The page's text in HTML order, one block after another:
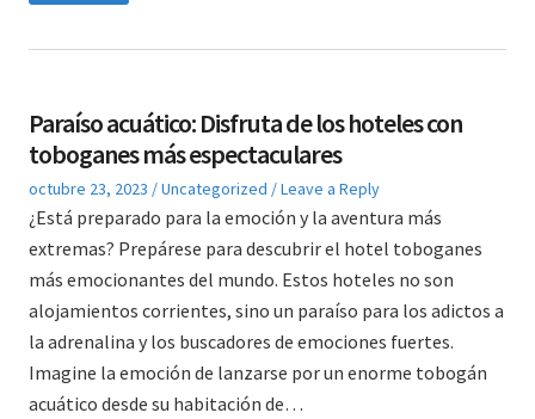
Paraíso acuático: Disfruta de los hoteles con
toboganes más espectaculares
Posted
on
octubre 23, 2023
Posted
in
Uncategorized Leave a Reply
¿Está preparado para la emoción y la aventura más
extremas? Prepárese para descubrir el hotel toboganes
más emocionantes del mundo. Estos hoteles no son
alojamientos corrientes, sino un paraíso para los adictos a
la adrenalina y los buscadores de emociones fuertes.
Imagine la emoción de lanzarse por un enorme tobogán
acuático desde su habitación de…